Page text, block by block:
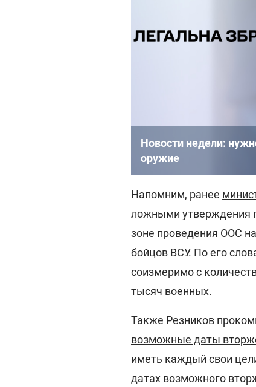
Новости недели:
оружие
Напомним, ранее
ложными утверждения
зоне проведения ООС
бойцов ВСУ. По его
соизмеримо с
тысяч военных.
Также Резников
возможные даты
иметь каждый свои
датах возможного